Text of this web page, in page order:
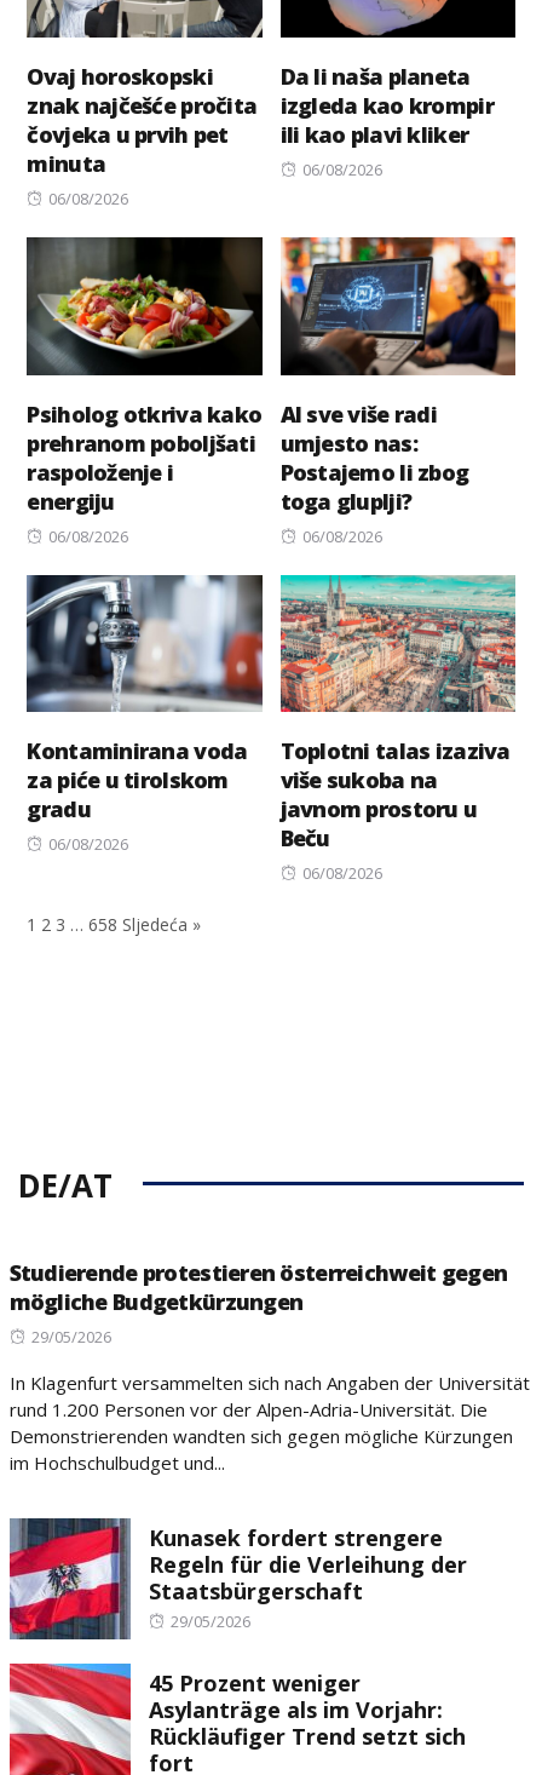
Ovaj horoskopski
znak najčešće pročita
čovjeka u prvih pet
minuta
Posted
06/08/2026
Da li naša planeta
izgleda kao krompir
ili kao plavi kliker
Posted
06/08/2026
Psiholog otkriva kako
prehranom poboljšati
raspoloženje i
energiju
Posted
06/08/2026
AI sve više radi
umjesto nas:
Postajemo li zbog
toga gluplji?
Posted
06/08/2026
Kontaminirana voda
za piće u tirolskom
gradu
Posted
06/08/2026
Toplotni talas izaziva
više sukoba na
javnom prostoru u
Beču
Posted
06/08/2026
1 2 3 … 658 Sljedeća »
DE/AT
Studierende protestieren österreichweit gegen
mögliche Budgetkürzungen
Posted
29/05/2026
In Klagenfurt versammelten sich nach Angaben der Universität
rund 1.200 Personen vor der Alpen-Adria-Universität. Die
Demonstrierenden wandten sich gegen mögliche Kürzungen
im Hochschulbudget und...
Kunasek fordert strengere
Regeln für die Verleihung der
Staatsbürgerschaft
Posted
29/05/2026
45 Prozent weniger
Asylanträge als im Vorjahr:
Rückläufiger Trend setzt sich
fort